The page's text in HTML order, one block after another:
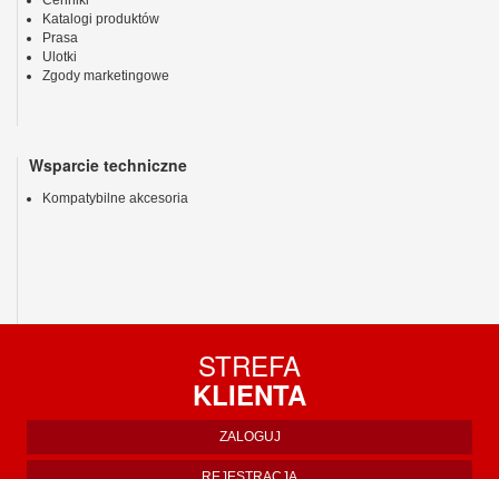
Katalogi produktów
Prasa
Ulotki
Zgody marketingowe
Wsparcie techniczne
Kompatybilne akcesoria
STREFA
KLIENTA
ZALOGUJ